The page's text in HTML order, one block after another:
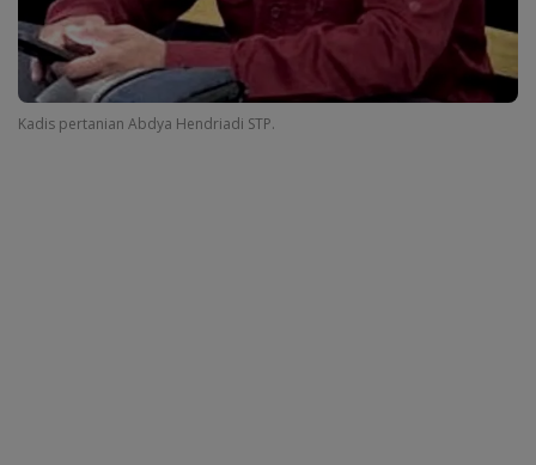
Kadis pertanian Abdya Hendriadi STP.